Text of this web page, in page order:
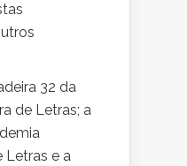
32 da
de Letras; a
Letras e a